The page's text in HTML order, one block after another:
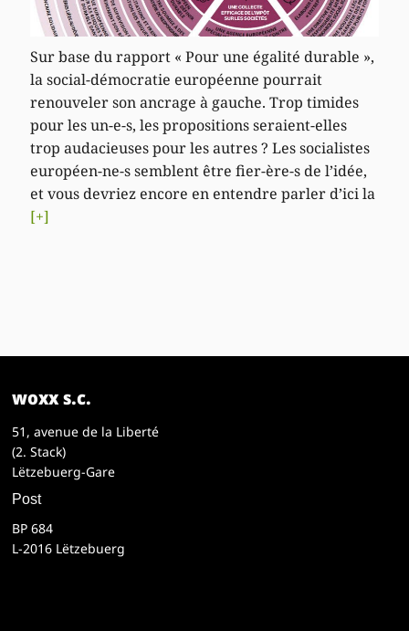
Sur base du rapport « Pour une égalité durable »,
la social-démocratie européenne pourrait
renouveler son ancrage à gauche. Trop timides
pour les un-e-s, les propositions seraient-elles
trop audacieuses pour les autres ? Les socialistes
européen-ne-s semblent être fier-ère-s de l’idée,
et vous devriez encore en entendre parler d’ici la
[+]
woxx s.c.
51, avenue de la Liberté
(2. Stack)
Lëtzebuerg-Gare
Post
BP 684
L-2016 Lëtzebuerg